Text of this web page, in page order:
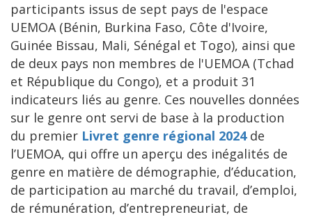
participants issus de sept pays de l'espace
UEMOA (Bénin, Burkina Faso, Côte d'Ivoire,
Guinée Bissau, Mali, Sénégal et Togo), ainsi que
de deux pays non membres de l'UEMOA (Tchad
et République du Congo), et a produit 31
indicateurs liés au genre. Ces nouvelles données
sur le genre ont servi de base à la production
du premier Livret genre régional 2024 de
l’UEMOA, qui offre un aperçu des inégalités de
genre en matière de démographie, d’éducation,
de participation au marché du travail, d’emploi,
de rémunération, d’entrepreneuriat, de